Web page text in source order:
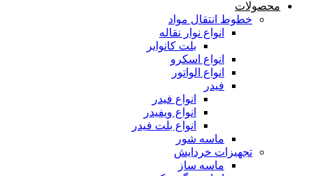
محصولات
خطوط انتقال مواد
انواع نوار نقاله
بلت کانوایر
انواع اسکرو
انواع الواتور
فیدر
انواع فیدر
انواع ویفیدر
انواع بلت فیدر
ماسه شور
تجهیزات خردایش
ماسه ساز